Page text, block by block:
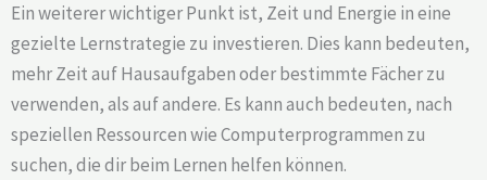
Ein weiterer wichtiger Punkt ist, Zeit und Energie in eine
gezielte Lernstrategie zu investieren. Dies kann bedeuten,
mehr Zeit auf Hausaufgaben oder bestimmte Fächer zu
verwenden, als auf andere. Es kann auch bedeuten, nach
speziellen Ressourcen wie Computerprogrammen zu
suchen, die dir beim Lernen helfen können.